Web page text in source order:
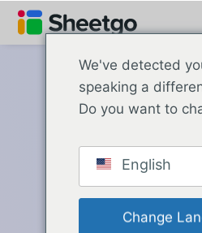
Preços para
From
We've detected
speaking a
Do you want to
English
Change